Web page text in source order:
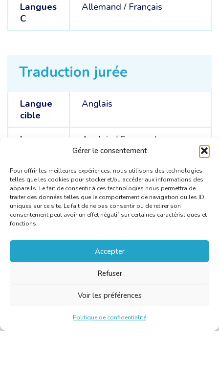
Gérer le consentement
Pour offrir les meilleures expériences, nous utilisons des technologies
telles que les cookies pour stocker et/ou accéder aux informations des
appareils. Le fait de consentir à ces technologies nous permettra de
traiter des données telles que le comportement de navigation ou les ID
uniques sur ce site. Le fait de ne pas consentir ou de retirer son
consentement peut avoir un effet négatif sur certaines caractéristiques et
fonctions.
Accepter
Refuser
Voir les préférences
Politique de confidentialité
Langues
C
Allemand / Français
Traduction jurée
Langue
cible
Anglais
Langue
Anglais / Espagnol